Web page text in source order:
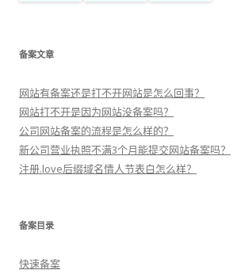
备案文章
网站有备案还是打不开网站是怎么回事？
网站打不开是因为网站没备案吗？
公司网站备案的流程是怎么样的？
新公司营业执照不满3个月能提交网站备案吗？
注册.love后缀域名情人节表白怎么样？
备案目录
快速备案